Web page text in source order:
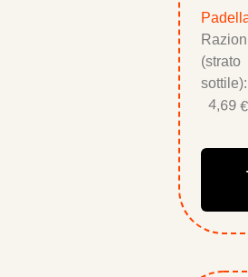
(strato
sottile):
4,69 €